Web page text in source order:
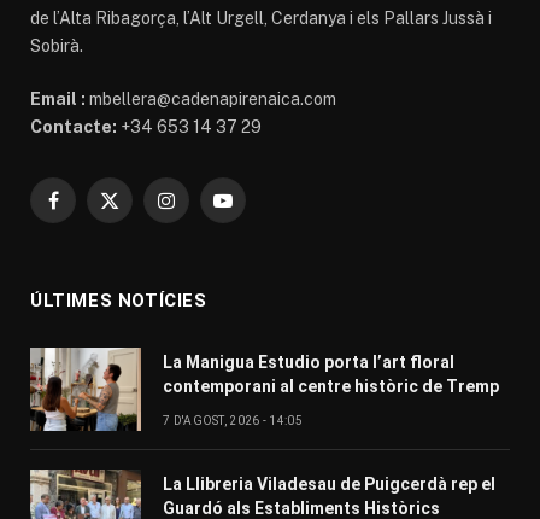
de l’Alta Ribagorça, l’Alt Urgell, Cerdanya i els Pallars Jussà i
Sobirà.
Email : mbellera@cadenapirenaica.com
Contacte: +34 653 14 37 29
Facebook
X
InstagramYouTube
ÚLTIMES NOTÍCIES
La Manigua Estudio porta l’art floral
contemporani al centre històric de Tremp
7 D'AGOST, 2026 - 14:05
La Llibreria Viladesau de Puigcerdà rep el
Guardó als Establiments Històrics